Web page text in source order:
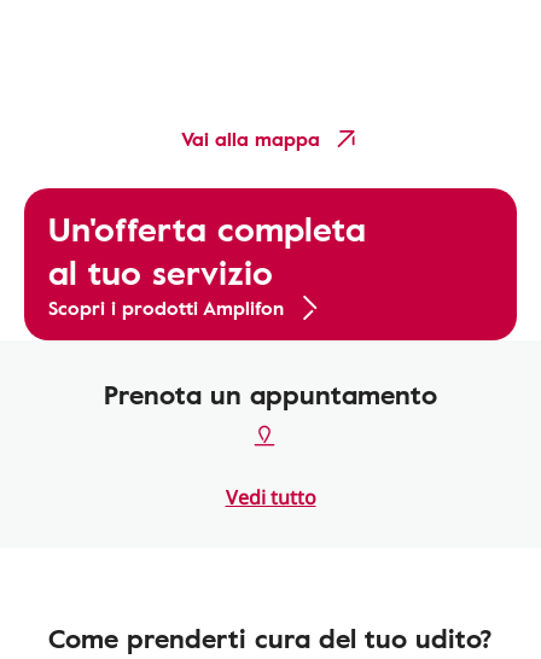
Vai alla mappa
Un'offerta completa
al tuo servizio
Scopri i prodotti Amplifon
Prenota un appuntamento
Vedi tutto
Come prenderti cura del tuo udito?